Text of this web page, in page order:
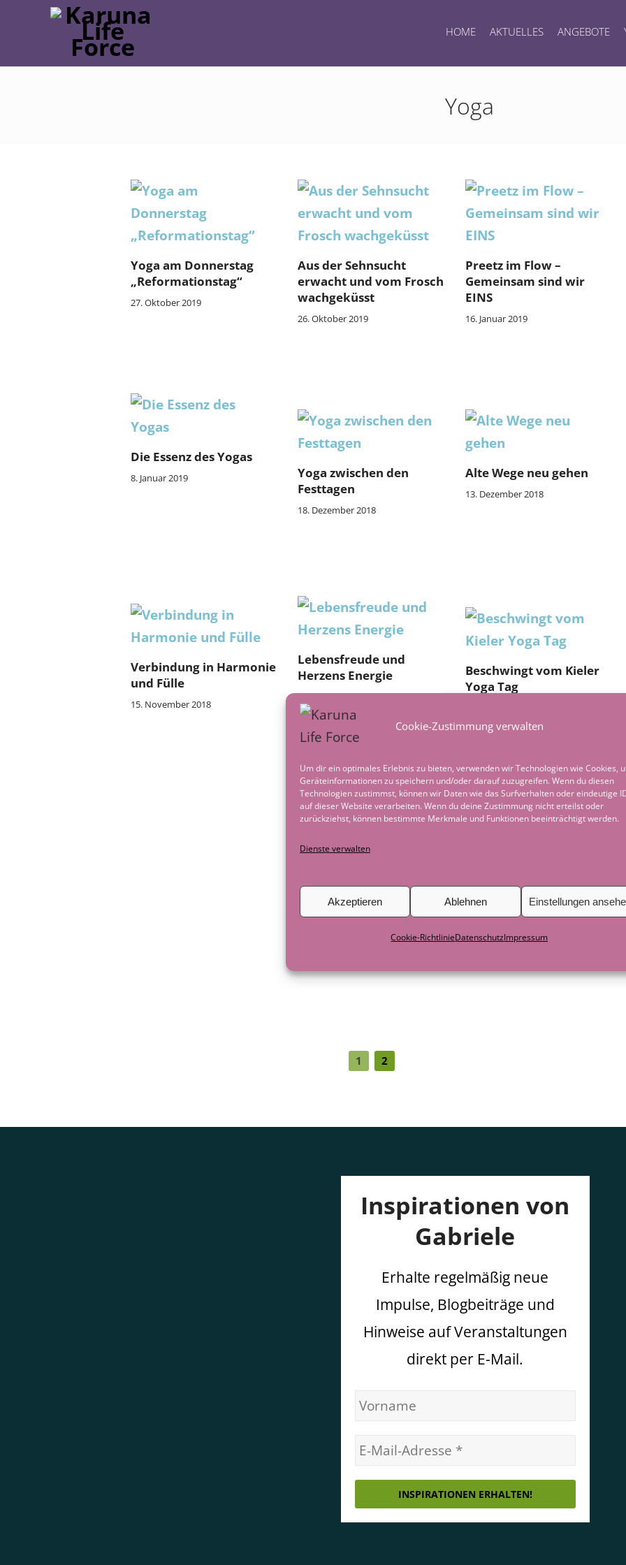
Cookie-Zustimmung verwalten
Um dir ein optimales Erlebnis zu bieten, verwenden wir Technologien wie Cookies,
Geräteinformationen zu speichern und/oder darauf zuzugreifen. Wenn du diesen
Technologien zustimmst, können wir Daten wie das Surfverhalten oder eindeutige
auf dieser Website verarbeiten. Wenn du deine Zustimmung nicht erteilst oder
zurückziehst, können bestimmte Merkmale und Funktionen beeinträchtigt werden.
Dienste verwalten
Akzeptieren Ablehnen Einstellungen
Cookie-RichtlinieDatenschutzImpressum
HOME AKTUELLES ANGEBOTE
Yoga
Yoga am Donnerstag
„Reformationstag“
27. Oktober 2019
Aus der Sehnsucht
erwacht und vom Frosch
wachgeküsst
26. Oktober 2019
Preetz im Flow –
Gemeinsam sind wir
EINS
16. Januar 2019
Die Essenz des Yogas
8. Januar 2019
Yoga zwischen den
Festtagen
18. Dezember 2018
Alte Wege neu gehen
13. Dezember 2018
Lebensfreude und
Herzens Energie
18. November 2018
Verbindung in Harmonie
und Fülle
15. November 2018
Beschwingt vom Kieler
Yoga Tag
3. Oktober 2018
1 2
Inspirationen von
Gabriele
Erhalte regelmäßig neue
Impulse, Blogbeiträge und
Hinweise auf Veranstaltungen
direkt per E-Mail.